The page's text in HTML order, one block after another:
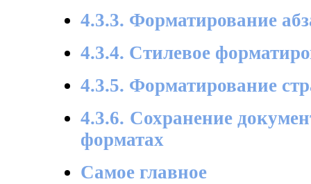
4.3.3. Форматирование
4.3.4. Стилевое
4.3.5. Форматирование
4.3.6. Сохранение
форматах
Самое главное